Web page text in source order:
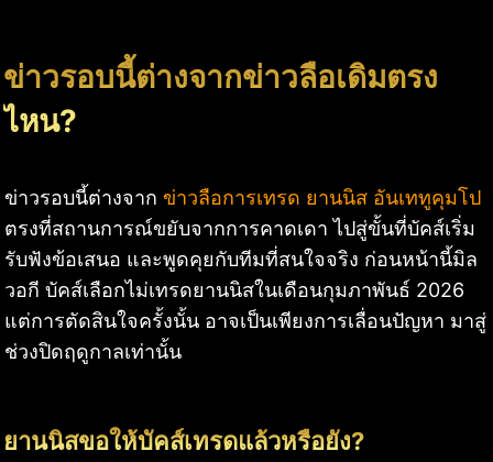
ข่าวรอบนี้ต่างจากข่าวลือเดิมตรง
ไหน?
ข่าวรอบนี้ต่างจาก ข่าวลือการเทรด ยานนิส อันเททูคุมโป
ตรงที่สถานการณ์ขยับจากการคาดเดา ไปสู่ขั้นที่บัคส์เริ่ม
รับฟังข้อเสนอ และพูดคุยกับทีมที่สนใจจริง ก่อนหน้านี้มิล
วอกี บัคส์เลือกไม่เทรดยานนิสในเดือนกุมภาพันธ์ 2026
แต่การตัดสินใจครั้งนั้น อาจเป็นเพียงการเลื่อนปัญหา มาสู่
ช่วงปิดฤดูกาลเท่านั้น
ยานนิสขอให้บัคส์เทรดแล้วหรือยัง?